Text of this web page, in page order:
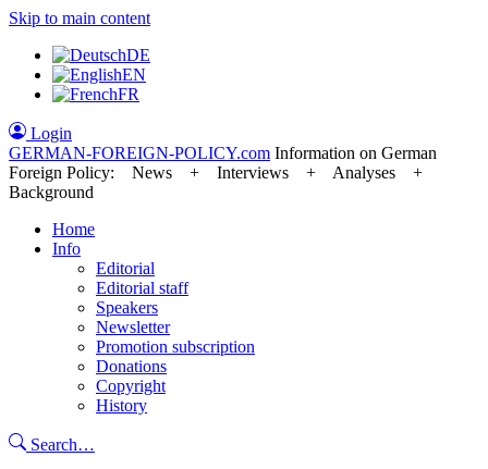
Skip to main content
DE
EN
FR
Login
GERMAN-FOREIGN-POLICY.com Information on German
Foreign Policy: News + Interviews + Analyses +
Background
Home
Info
Editorial
Editorial staff
Speakers
Newsletter
Promotion subscription
Donations
Copyright
History
Search…